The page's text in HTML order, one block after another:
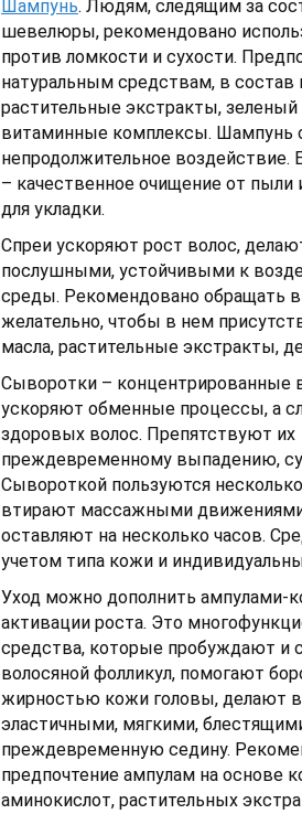
Шампунь. Людям, следящим за
шевелюры, рекомендовано
против ломкости и сухости.
натуральным средствам, в состав
растительные экстракты, зеленый
витаминные комплексы. Шампунь
непродолжительное воздействие.
– качественное очищение от пыли
для укладки.
Спреи ускоряют рост волос,
послушными, устойчивыми к
среды. Рекомендовано обращать
желательно, чтобы в нем
масла, растительные экстракты,
Сыворотки – концентрированные
ускоряют обменные процессы, а
здоровых волос. Препятствуют их
преждевременному выпадению,
Сывороткой пользуются
втирают массажными
оставляют на несколько часов.
учетом типа кожи и
Уход можно дополнить ампулами-
активации роста. Это
средства, которые пробуждают и
волосяной фолликул, помогают
жирностью кожи головы, делают
эластичными, мягкими,
преждевременную седину.
предпочтение ампулам на основе
аминокислот, растительных